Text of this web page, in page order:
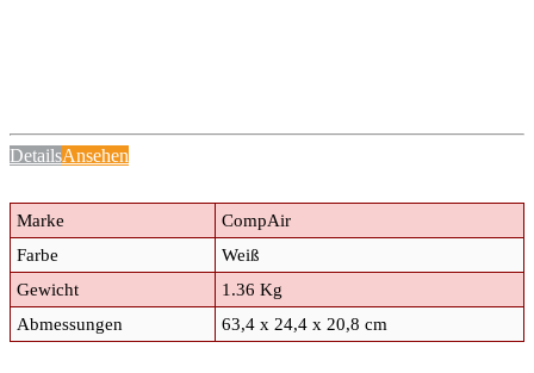
DetailsAnsehen
Marke
CompAir
Farbe
Weiß
Gewicht
1.36 Kg
Abmessungen
63,4 x 24,4 x 20,8 cm